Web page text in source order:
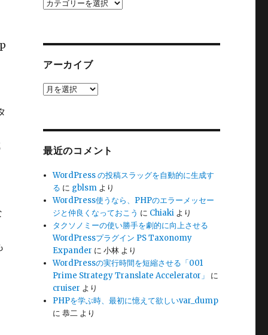
カ
アーカイブ
ア
最近のコメント
WordPress の投稿スラッグを自動的に生成す
る に gblsm より
WordPress使うなら、PHPのエラーメッセー
ジと仲良くなっておこう に Chiaki より
タクソノミーの使い勝手を劇的に向上させる
WordPressプラグイン PS Taxonomy
Expander に小林 より
WordPressの実行時間を短縮させる「001
Prime Strategy Translate Accelerator」
に
cruiser より
PHPを学ぶ時、最初に憶えて欲しいvar_dump
に恭二 より